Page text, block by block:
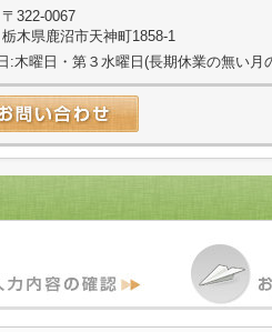
〒322-0067
栃木県鹿沼市天神町1858-1
:木曜日・第３水曜日(長期休業の無い月